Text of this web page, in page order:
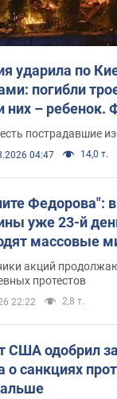
ударила по
погибли
них – ребенок.
пострадавшие
04:47 14,0 т.
Федорова":
уже 23-й
массовые
Фото и
акций
протестов
22:22 2,8 т.
США одобрил
о санкциях